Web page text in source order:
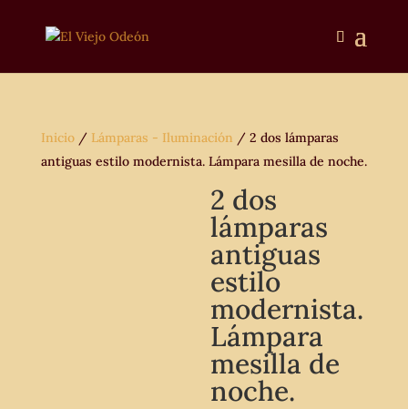
Inicio/ Lámparas - Iluminación / 2 dos lámparas
antiguas estilo modernista. Lámpara mesilla de noche.
2 dos
lámparas
antiguas
estilo
modernista.
Lámpara
mesilla de
noche.